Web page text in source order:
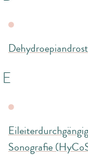
E
Sonografie